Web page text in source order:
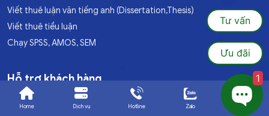
Viết thuê luận văn tiếng anh (Dissertation,Thesis)
Viết thuê tiểu luận
Chạy SPSS, AMOS, SEM
Hỗ trợ khách hàng
Chính sách bảo hành
Home Dịch vụ Hotline Zalo Ưu đãi
Tư vấn
Ưu đãi
1